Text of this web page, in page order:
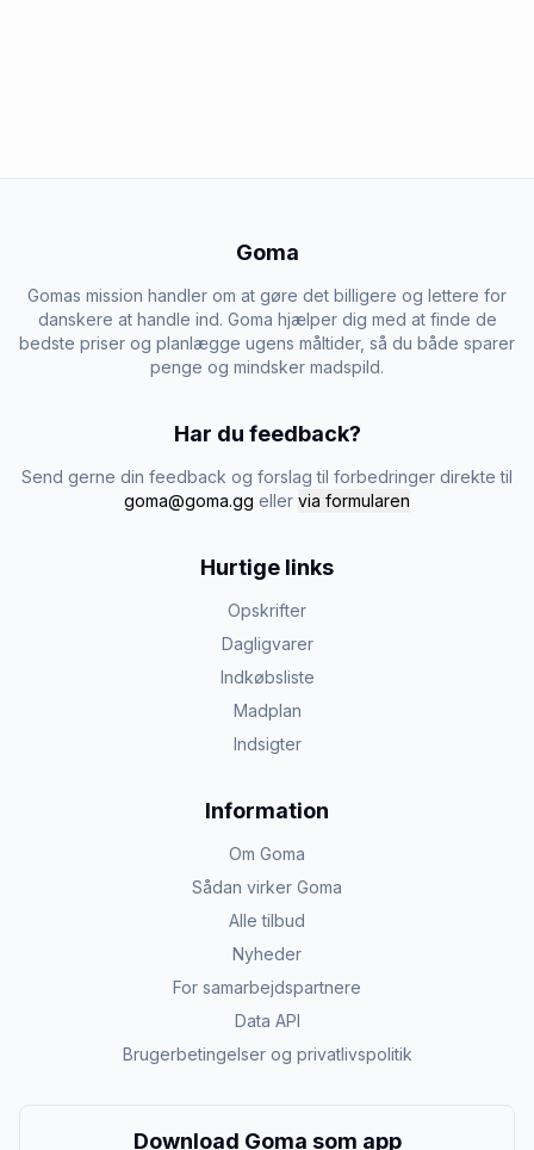
Goma
Gomas mission handler om at gøre det billigere og lettere for
danskere at handle ind. Goma hjælper dig med at finde de
bedste priser og planlægge ugens måltider, så du både sparer
penge og mindsker madspild.
Har du feedback?
Send gerne din feedback og forslag til forbedringer direkte til
goma@goma.gg eller via formularen
Hurtige links
Opskrifter
Dagligvarer
Indkøbsliste
Madplan
Indsigter
Information
Om Goma
Sådan virker Goma
Alle tilbud
Nyheder
For samarbejdspartnere
Data API
Brugerbetingelser og privatlivspolitik
Download Goma som app